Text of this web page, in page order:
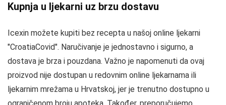
Kupnja u ljekarni uz brzu dostavu
Icexin možete kupiti bez recepta u našoj online ljekarni
"CroatiaCovid". Naručivanje je jednostavno i sigurno, a
dostava je brza i pouzdana. Važno je napomenuti da ovaj
proizvod nije dostupan u redovnim online ljekarnama ili
ljekarnim mrežama u Hrvatskoj, jer je trenutno dostupno u